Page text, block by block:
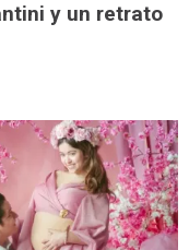
y un retrato